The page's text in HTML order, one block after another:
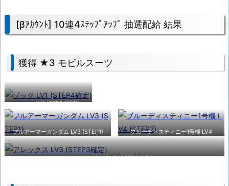
[βｱｶｳﾝﾄ] 10連4ｽﾃｯﾌﾟｱｯﾌﾟ 抽選配給 結果
獲得 ★3 モビルスーツ
ゾックLV1 (STEP4確定)
フルアーマーガンダム LV3 (STEP1)
ブルーディスティニー1号機 LV4
(STEP2)
アレックス LV3 (STEP3確定)